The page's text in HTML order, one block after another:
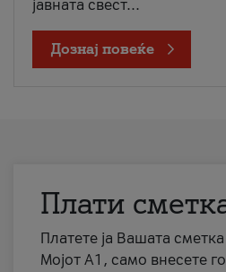
јавната свест...
Дознај повеќе
Плати
Платете ја Вашата сметка
Мојот А1, само внесете